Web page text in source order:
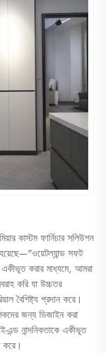
কাস্টম ফার্নিচার সলিউশন
সফট
করার মাধ্যমে, আমরা
করি যা উচ্চতর
বৈশিষ্ট্য প্রদান করে।
জন্য ডিজাইন করা
এন্ড নান্দনিকতাকে একীভূত